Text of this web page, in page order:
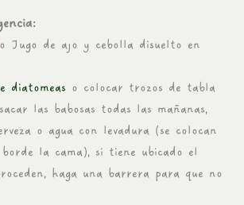
o Jugo de ajo y cebolla disuelto en
diatomeas o colocar trozos de tabla
las babosas todas las mañanas,
o agua con levadura (se colocan
la cama), si tiene ubicado el
haga una barrera para que no